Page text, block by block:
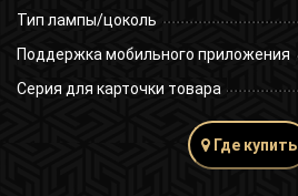
Тип лампы/цоколь
Поддержка мобильного приложения
Серия для карточки товара
Где купить